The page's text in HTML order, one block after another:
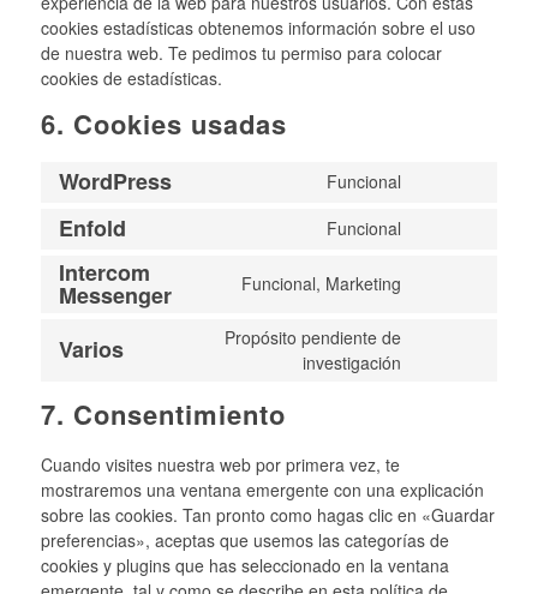
cookies estadísticas obtenemos información sobre el uso
de nuestra web. Te pedimos tu permiso para colocar
cookies de estadísticas.
6. Cookies usadas
WordPress Funcional
Enfold Funcional
Intercom
Messenger Funcional, Marketing
Varios
Propósito pendiente de
investigación
7. Consentimiento
Cuando visites nuestra web por primera vez, te
mostraremos una ventana emergente con una explicación
sobre las cookies. Tan pronto como hagas clic en «Guardar
preferencias», aceptas que usemos las categorías de
cookies y plugins que has seleccionado en la ventana